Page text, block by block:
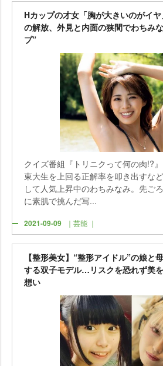
Hカップの才女「胸が大きいのがイ
の解放、外見と内面の狭間でわちみ
プ”
クイズ番組『トリニクって何の肉!?
東大生を上回る正解率を叩き出すな
して人気上昇中のわちみなみ。先ご
に素肌で挑んだ写...
2021-09-09 ｜芸能 ｜
【整形美女】“整形アイドル”の娘と
する双子モデル…リスクを恐れず美
想い